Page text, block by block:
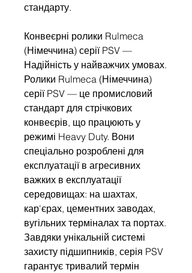
стандарту.
Конвеєрні ролики Rulmeca
(Німеччина) серії PSV —
Надійність у найважчих умовах.
Ролики Rulmeca (Німеччина)
серії PSV — це промисловий
стандарт для стрічкових
конвеєрів, що працюють у
режимі Heavy Duty. Вони
спеціально розроблені для
експлуатації в агресивних
важких в експлуатації
середовищах: на шахтах,
кар'єрах, цементних заводах,
вугільних терміналах та портах.
Завдяки унікальній системі
захисту підшипників, серія PSV
гарантує тривалий термін